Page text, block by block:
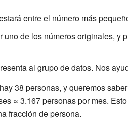
entre el número más
uno de los números originales,
al grupo de datos. Nos
38 personas, y queremos
≈ 3.167 personas por mes.
fracción de persona.